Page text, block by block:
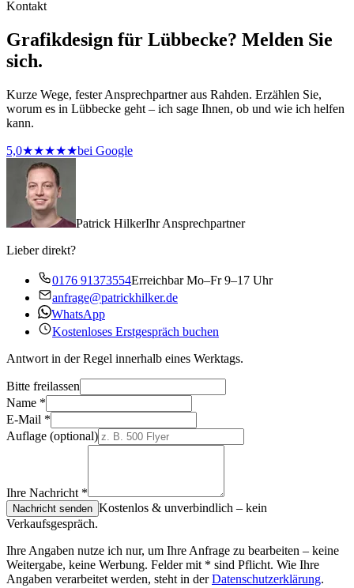
Kontakt
Grafikdesign für Lübbecke? Melden Sie
sich.
Kurze Wege, fester Ansprechpartner aus Rahden. Erzählen Sie,
worum es in Lübbecke geht – ich sage Ihnen, ob und wie ich helfen
kann.
5,0★★★★★bei Google
Patrick HilkerIhr Ansprechpartner
Lieber direkt?
0176 91373554Erreichbar Mo–Fr 9–17 Uhr
anfrage@patrickhilker.de
WhatsApp
Kostenloses Erstgespräch buchen
Antwort in der Regel innerhalb eines Werktags.
Bitte freilassen
Name *
E-Mail *
Auflage (optional)
Ihre Nachricht *
Nachricht senden Kostenlos & unverbindlich – kein
Verkaufsgespräch.
Ihre Angaben nutze ich nur, um Ihre Anfrage zu bearbeiten – keine
Weitergabe, keine Werbung. Felder mit * sind Pflicht. Wie Ihre
Angaben verarbeitet werden, steht in derDatenschutzerklärung.